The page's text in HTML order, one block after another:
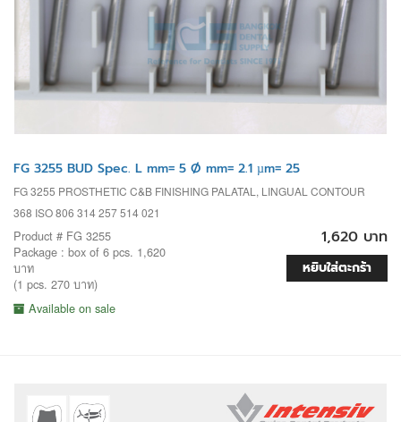
FG 3255 BUD Spec. L mm= 5 Ø mm= 2.1 µm= 25
FG 3255 PROSTHETIC C&B FINISHING PALATAL, LINGUAL CONTOUR
368 ISO 806 314 257 514 021
Product # FG 3255
Package : box of 6 pcs. 1,620
บาท
(1 pcs. 270 บาท)
Available on sale
1,620 บาท
หยิบใส่ตะกร้า